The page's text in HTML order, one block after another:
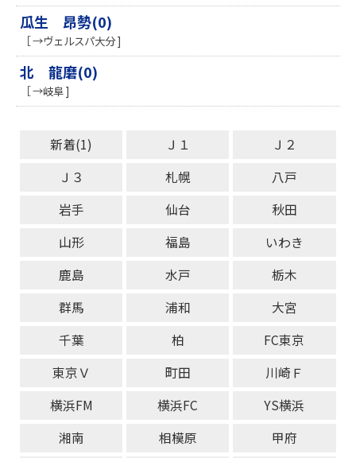
瓜生 昂勢(0)
［ →ヴェルスパ大分 ]
北 龍磨(0)
［ →岐阜 ]
新着(1) Ｊ１
Ｊ２
Ｊ３
札幌
八戸
岩手
仙台
秋田
山形
福島
いわき
鹿島
水戸
栃木
群馬
浦和
大宮
千葉
柏
FC東京
東京Ｖ
町田
川崎Ｆ
横浜FM
横浜FC
YS横浜
湘南
相模原
甲府